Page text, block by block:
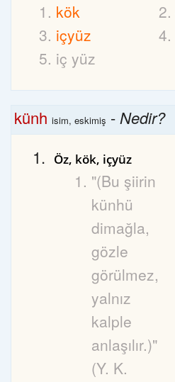
kök
içyüz
iç yüz
künh isim, eskimiş -Nedir?
Öz, kök, içyüz
"(Bu şiirin
künhü
dimağla,
gözle
görülmez,
yalnız
kalple
anlaşılır.)"
(Y. K.